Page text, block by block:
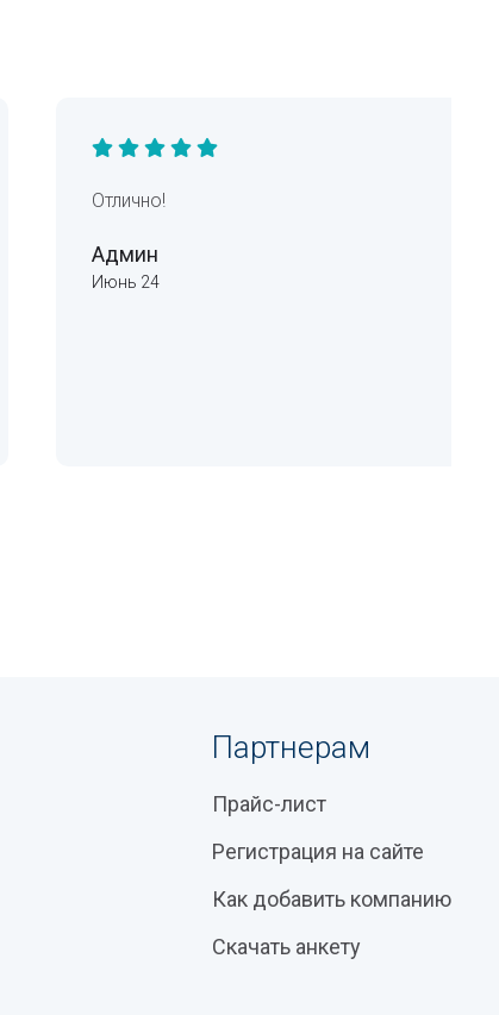
Отлично!
Админ
Июнь 24
Партнерам
Прайс-лист
Регистрация на сайте
Как добавить компанию
Скачать анкету